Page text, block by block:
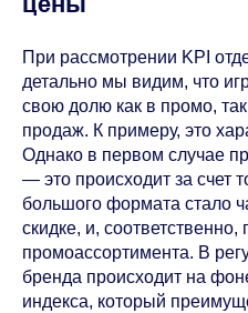
При рассмотрении KPI
детально мы видим, что
свою долю как в промо,
продаж. К примеру, это
Однако в первом случае
— это происходит за счет
большого формата стало
скидке, и,
промоассортимента. В
бренда происходит на
индекса, который